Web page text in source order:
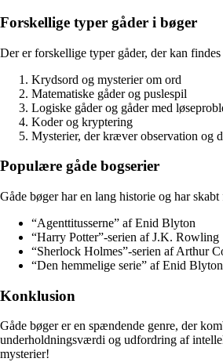
Forskellige typer gåder i bøger
Der er forskellige typer gåder, der kan
Krydsord og mysterier om ord
Matematiske gåder og puslespil
Logiske gåder og gåder med
Koder og kryptering
Mysterier, der kræver observation og
Populære gåde bogserier
Gåde bøger har en lang historie og har
“Agenttitusserne” af Enid Blyton
“Harry Potter”-serien af J.K. Rowling
“Sherlock Holmes”-serien af Arthur
“Den hemmelige serie” af Enid Blyton
Konklusion
Gåde bøger er en spændende genre, der
underholdningsværdi og udfordring af
mysterier!